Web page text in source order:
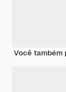
Você também